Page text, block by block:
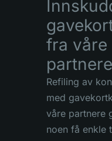
fra våre
partnere
Refiling av
med
våre partnere
noen få enkle